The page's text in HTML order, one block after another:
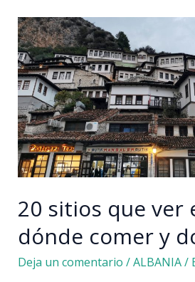
Cáceres
provincia:
pueblos,
naturaleza
y
más
20 sitios que ver
dónde comer y
Deja un comentario /ALBANIA/